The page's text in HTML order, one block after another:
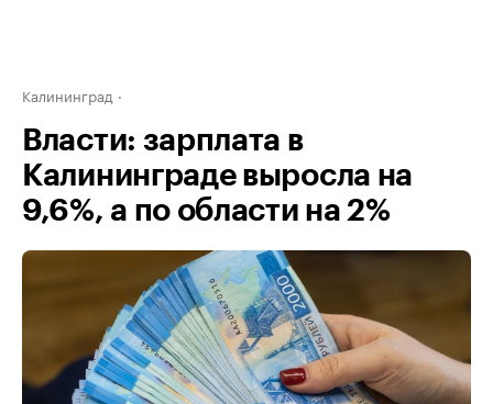
Калининград
Власти: зарплата в
Калининграде выросла на
9,6%, а по области на 2%